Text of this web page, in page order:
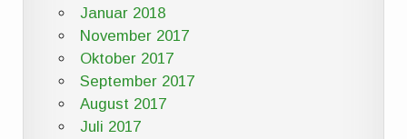
Januar 2018
November 2017
Oktober 2017
September 2017
August 2017
Juli 2017